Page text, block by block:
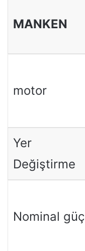
MANKEN
motor
Yer
Değiştirme
Nominal güç